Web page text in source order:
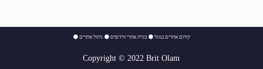
⚫ קידום אתרים בגוגל ⚫בניית אתרי וורדפרס ⚫ניהול אתרים
Copyright © 2022 Brit Olam